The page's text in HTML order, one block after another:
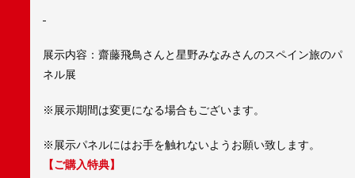
展示内容：齋藤飛鳥さんと星野みなみさんのスペイン旅のパ
ネル展
※展示期間は変更になる場合もございます。
※展示パネルにはお手を触れないようお願い致します。
【ご購入特典】